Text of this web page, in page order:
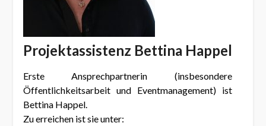
Projektassistenz Bettina Happel
Erste Ansprechpartnerin (insbesondere
Öffentlichkeitsarbeit und Eventmanagement) ist
Bettina Happel.
Zu erreichen ist sie unter: